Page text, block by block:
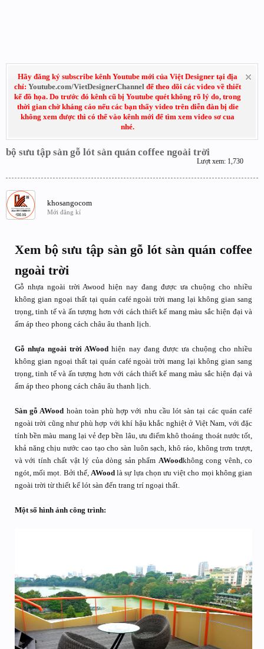
Hãy đăng ký subscribe kênh Youtube mới của Việt Designer tại địa
chỉ: Youtube.com/VietDesignerChannel để theo dõi các video về thiết
kế đồ họa. Do trước đó kênh cũ bị Youtube quét không rõ lý do, trong
thời gian chờ kháng cáo nếu các bạn thấy video trên diễn đàn bị die
không xem được thì có thể vào kênh mới để tìm xem video sơ cua
nhé.
bộ sưu tập sàn gỗ lót sàn quán coffee ngoài trời
Lượt xem: 1,730
khosangocom
Mới đăng kí
Xem bộ sưu tập sàn gỗ lót sàn quán coffee
ngoài trời
Gỗ nhựa ngoài trời Awood hiện nay đang được ưa chuộng cho nhiều
không gian ngoại thất tại quán café ngoài trời mang lại không gian sang
trọng, tinh tế và ấn tượng hơn với cách thiết kế mang màu sắc hiện đại và
ấm áp theo phong cách châu âu thanh lịch.
Gỗ nhựa ngoài trời AWood hiện nay đang được ưa chuộng cho nhiều
không gian ngoại thất tại quán café ngoài trời mang lại không gian sang
trọng, tinh tế và ấn tượng hơn với cách thiết kế mang màu sắc hiện đại và
ấm áp theo phong cách châu âu thanh lịch.
Sàn gỗ AWood hoàn toàn phù hợp với nhu cầu lót sàn tại các quán café
ngoài trời cũng như phù hợp với khí hậu khắc nghiệt ở Việt Nam, với đặc
tính bền màu mang lại vẻ đẹp bền lâu, ưu điểm khô thoáng thoát nước tốt,
khả năng chịu nước cao tạo cho sàn luôn sạch, khô ráo, không trơn trượt,
và với tính chất vật lý của dòng sản phẩm AWoodkhông cong vênh, co
ngót, mối mọt. Bởi thế, AWood là sự lựa chọn ưu việt cho mọi không gian
ngoài trời từ thiết kế lót sàn đến trang trí ngoại thất.
Một số hình ảnh công trình: